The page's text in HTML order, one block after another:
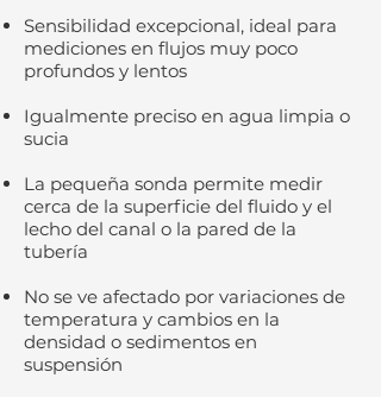
Sensibilidad excepcional, ideal para
mediciones en flujos muy poco
profundos y lentos
Igualmente preciso en agua limpia o
sucia
La pequeña sonda permite medir
cerca de la superficie del fluido y el
lecho del canal o la pared de la
tubería
No se ve afectado por variaciones de
temperatura y cambios en la
densidad o sedimentos en
suspensión